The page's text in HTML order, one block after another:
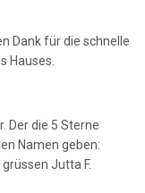
Dank für die schnelle
Hauses.
Der die 5 Sterne
Namen geben:
Jutta F.